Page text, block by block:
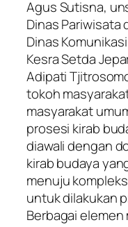
Agus Sutisna,
Dinas Pariwisata
Dinas
Kesra Setda
Adipati
tokoh
masyarakat
prosesi kirab
diawali dengan
kirab budaya
menuju
untuk dilakukan
Berbagai